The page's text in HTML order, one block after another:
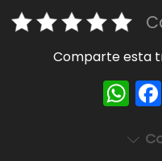
Comparte esta
W
h
a